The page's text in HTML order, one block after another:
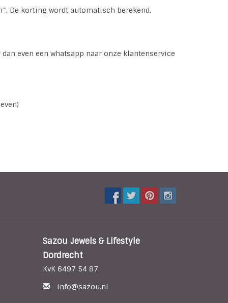
De korting wordt automatisch berekend.
even een whatsapp naar onze klantenservice
Sazou Jewels & Lifestyle
Dordrecht
KvK 6497 54 87
info@sazou.nl